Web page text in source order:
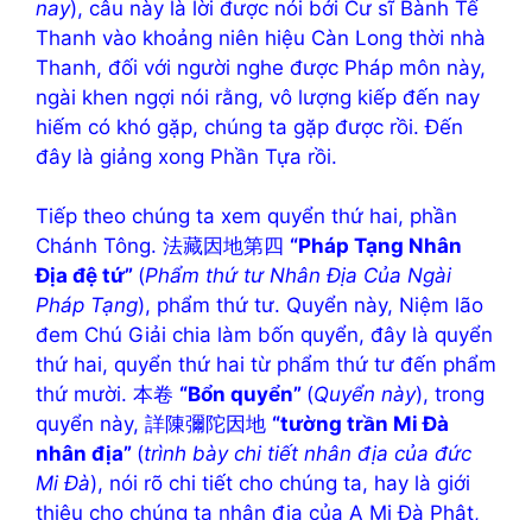
nay), câu này là lời được nói bởi Cư sĩ Bành Tế
Thanh vào khoảng niên hiệu Càn Long thời nhà
Thanh, đối với người nghe được Pháp môn này,
ngài khen ngợi nói rằng, vô lượng kiếp đến nay
hiếm có khó gặp, chúng ta gặp được rồi. Đến
đây là giảng xong Phần Tựa rồi.
Tiếp theo chúng ta xem quyển thứ hai, phần
Chánh Tông. 法藏因地第四 “Pháp Tạng Nhân
Địa đệ tứ” (Phẩm thứ tư Nhân Địa Của Ngài
Pháp Tạng), phẩm thứ tư. Quyển này, Niệm lão
đem Chú Giải chia làm bốn quyển, đây là quyển
thứ hai, quyển thứ hai từ phẩm thứ tư đến phẩm
thứ mười. 本卷 “Bổn quyển” (Quyển này), trong
quyển này, 詳陳彌陀因地 “tường trần Mi Đà
nhân địa” (trình bày chi tiết nhân địa của đức
Mi Đà), nói rõ chi tiết cho chúng ta, hay là giới
thiệu cho chúng ta nhân địa của A Mi Đà Phật,